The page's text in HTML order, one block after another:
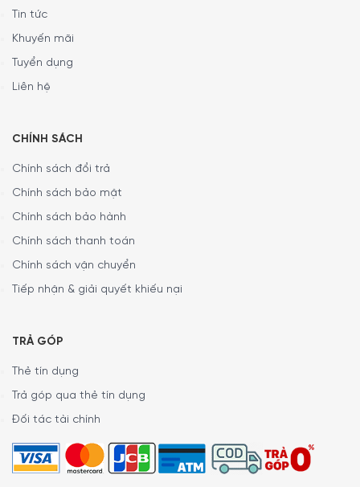
Cảm biến độ ẩm
Thiết bị sẽ tự động tắt ngay khi đạt đến độ ẩm mong
muốn. Tự động ngắt để chống tràn khi bình chứa nước
Chức năng tự khởi động lại
Nếu thiết bị tắt đột ngột do cắt điện, thiết bị sẽ khởi
động lại với cài đặt đã chọn ngay sau khi nguồn điện
Tin tức
Khuyến mãi
Tuyển dụng
Liên hệ
CHÍNH SÁCH
Chính sách đổi trả
Chính sách bảo mật
Chính sách bảo hành
Chính sách thanh toán
Chính sách vận chuyển
Tiếp nhận & giải quyết khiếu nại
TRẢ GÓP
Thẻ tín dụng
Trả góp qua thẻ tín dụng
Đối tác tài chính